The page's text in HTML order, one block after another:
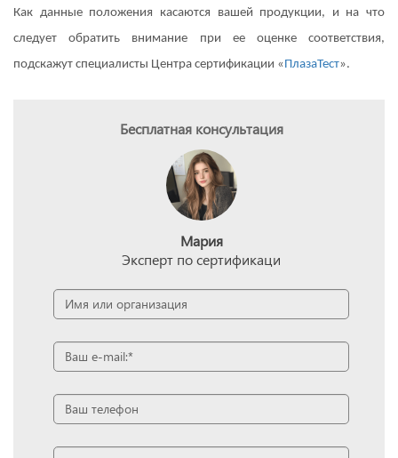
Как данные положения касаются вашей продукции, и на что
следует обратить внимание при ее оценке соответствия,
подскажут специалисты Центра сертификации «ПлазаТест».
Бесплатная консультация
Мария
Эксперт по сертификаци